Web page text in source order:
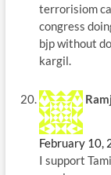
terrorisiom
congress
bjp without
kargil.
February 10,
I support